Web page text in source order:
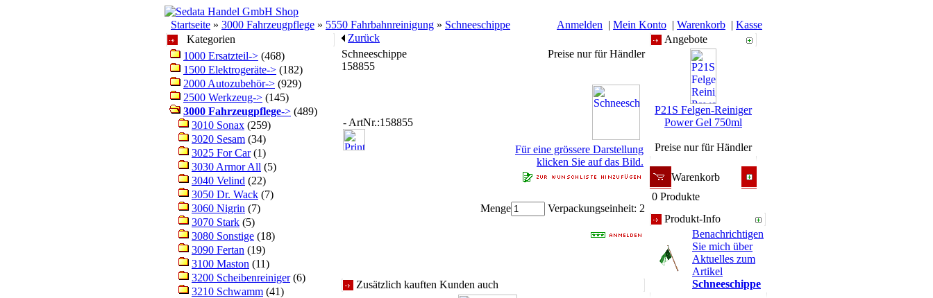
Startseite » 3000 Fahrzeugpflege » 5550 Fahrbahnreinigung » Schneeschippe Anmelden | Mein Konto | Warenkorb | Kasse
Kategorien
1000 Ersatzteil-> (468)
1500 Elektrogeräte-> (182)
2000 Autozubehör-> (929)
2500 Werkzeug-> (145)
3000 Fahrzeugpflege-> (489)
3010 Sonax (259)
3020 Sesam (34)
3025 For Car(1)
3030 Armor All (5)
3040 Velind (22)
3050 Dr. Wack (7)
3060 Nigrin (7)
3070 Stark (5)
3080 Sonstige (18)
3090 Fertan (19)
3100 Maston (11)
3200 Scheibenreiniger(6)
3210 Schwamm (41)
Zurück
Schneeschippe
Preise nur für Händler
158855
- ArtNr.:158855
Für eine grössere Darstellung
klicken Sie auf das Bild.
Menge Verpackungseinheit: 2
Zusätzlich kauften Kunden auch
Angebote
P21S Felgen-Reiniger
Power Gel 750ml
Preise nur für Händler
Warenkorb
0 Produkte
Produkt-Info
Benachrichtigen
Sie mich über
Aktuelles zum
Artikel
Schneeschippe